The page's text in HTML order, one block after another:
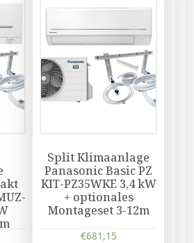
Split Klimaanlage
Panasonic Basic PZ
KIT-PZ35WKE 3,4 kW
+ optionales
Montageset 3-12m
€681,15